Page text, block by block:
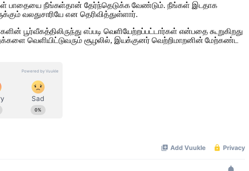
பாதையை நீங்கள்தான் தேர்ந்தெடுக்க வேண்டும். நீங்கள் இடதாக
வலதுசாரியே என தெரிவித்துள்ளார்.
பூர்வீகத்திலிருந்து எப்படி வெளியேற்றப்பட்டார்கள் என்பதை கூறுகிறது
வெளியிட்டுவரும் சூழலில், இயக்குனர் வெற்றிமாறனின் மேற்கண்ட